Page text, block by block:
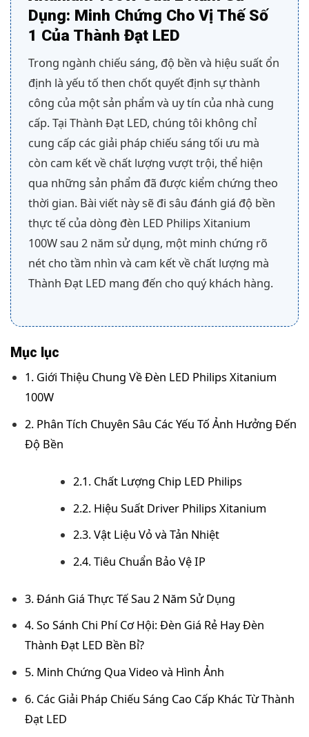
Dụng: Minh Chứng Cho Vị Thế Số
1 Của Thành Đạt LED
Trong ngành chiếu sáng, độ bền và hiệu suất ổn
định là yếu tố then chốt quyết định sự thành
công của một sản phẩm và uy tín của nhà cung
cấp. Tại Thành Đạt LED, chúng tôi không chỉ
cung cấp các giải pháp chiếu sáng tối ưu mà
còn cam kết về chất lượng vượt trội, thể hiện
qua những sản phẩm đã được kiểm chứng theo
thời gian. Bài viết này sẽ đi sâu đánh giá độ bền
thực tế của dòng đèn LED Philips Xitanium
100W sau 2 năm sử dụng, một minh chứng rõ
nét cho tầm nhìn và cam kết về chất lượng mà
Thành Đạt LED mang đến cho quý khách hàng.
Mục lục
1. Giới Thiệu Chung Về Đèn LED Philips Xitanium
100W
2. Phân Tích Chuyên Sâu Các Yếu Tố Ảnh Hưởng Đến
Độ Bền
2.1. Chất Lượng Chip LED Philips
2.2. Hiệu Suất Driver Philips Xitanium
2.3. Vật Liệu Vỏ và Tản Nhiệt
2.4. Tiêu Chuẩn Bảo Vệ IP
3. Đánh Giá Thực Tế Sau 2 Năm Sử Dụng
4. So Sánh Chi Phí Cơ Hội: Đèn Giá Rẻ Hay Đèn
Thành Đạt LED Bền Bỉ?
5. Minh Chứng Qua Video và Hình Ảnh
6. Các Giải Pháp Chiếu Sáng Cao Cấp Khác Từ Thành
Đạt LED